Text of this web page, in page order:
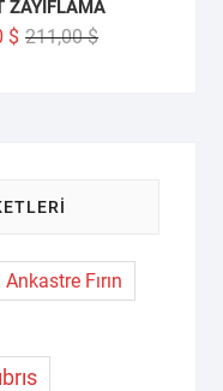
ZAYIFLAMA
211,00$Orijinal
$
Şu
Ankastre Fırın